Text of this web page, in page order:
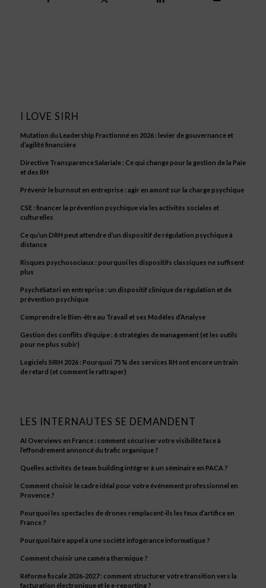
I LOVE SIRH
Mutation du Leadership Fractionné en 2026 : levier de gouvernance et
d’agilité financière
Directive Transparence Salariale : Ce qui change pour la gestion de la Paie
et des RH
Prévenir le burnout en entreprise : agir en amont sur la charge psychique
CSE : financer la prévention psychique via les activités sociales et
culturelles
Ce qu’un DRH peut attendre d’un dispositif de régulation psychique à
distance
Risques psychosociaux : pourquoi les dispositifs classiques ne suffisent
plus
PsychéSatori en entreprise : un dispositif clinique de régulation et de
prévention psychique
Comprendre le Bien-être au Travail et ses Modèles d’Analyse
Gestion des conflits d’équipe : 6 stratégies de management (et les outils
pour ne plus subir)
Logiciels SIRH 2026 : Pourquoi 75 % des services RH ont encore un train
de retard (et comment le rattraper)
LES INTERNAUTES SE DEMANDENT
AI Overviews en France : comment sécuriser votre visibilité face à
l’effondrement annoncé du trafic organique ?
Quelles activités de team building intégrer à un séminaire en PACA ?
Comment choisir le cadre idéal pour votre événement professionnel en
Provence ?
Pourquoi les spectacles de drones remplacent-ils les feux d’artifice en
France ?
Pourquoi faire appel à une société infogérance informatique ?
Comment choisir une caméra thermique ?
Réforme fiscale 2026-2027 : comment structurer votre transition vers la
facturation électronique et le e-reporting ?